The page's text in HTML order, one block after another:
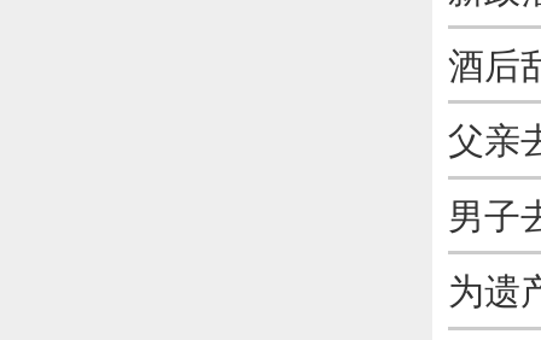
男子
为遗